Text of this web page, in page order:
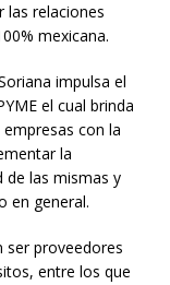
las relaciones
mexicana.
impulsa el
el cual brinda
con la
la
de las mismas y
en general.
ser proveedores
entre los que